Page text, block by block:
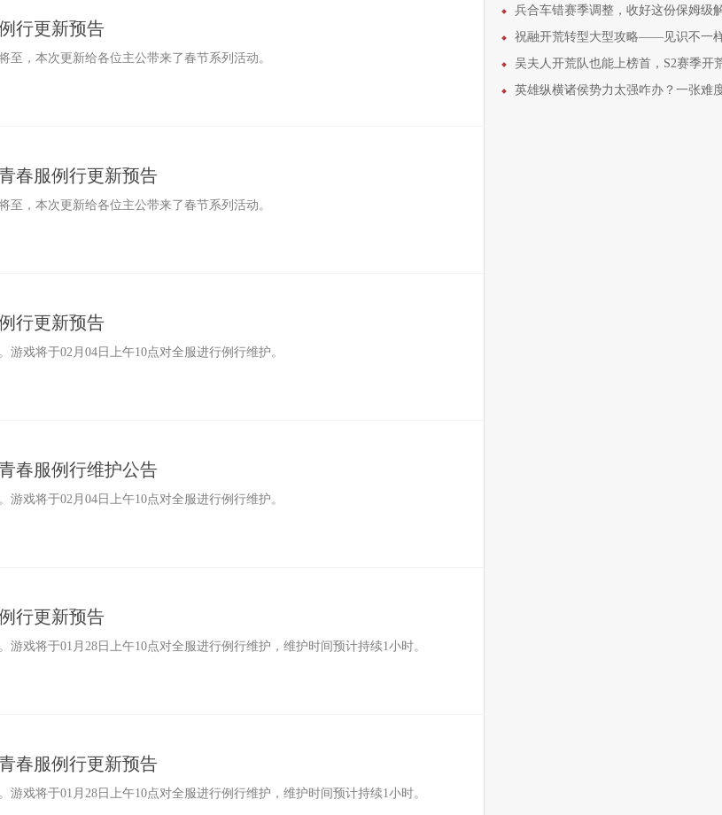
行更新预告
，本次更新给各位主公带来了春节系列活动。
春服例行更新预告
，本次更新给各位主公带来了春节系列活动。
行更新预告
戏将于02月04日上午10点对全服进行例行维护。
春服例行维护公告
戏将于02月04日上午10点对全服进行例行维护。
行更新预告
戏将于01月28日上午10点对全服进行例行维护，维护时间预计持续1小时。
春服例行更新预告
戏将于01月28日上午10点对全服进行例行维护，维护时间预计持续1小时。
兵合车错赛季调整，收好这份保姆级解读和
祝融开荒转型大型攻略——见识不一样的“攻其不备
吴夫人开荒队也能上榜首，S2赛季开荒细节全
英雄纵横诸侯势力太强咋办？一张难度表解决所